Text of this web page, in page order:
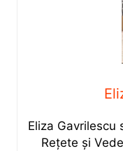
Eliza
Rețete şi